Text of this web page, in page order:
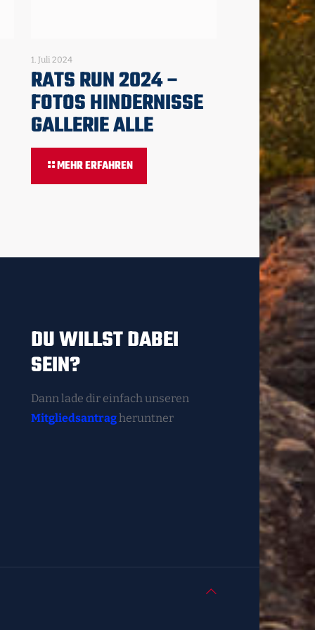
1. Juli 2024
RATS RUN 2024 –
FOTOS HINDERNISSE
GALLERIE ALLE
MEHR ERFAHREN
DU WILLST DABEI
SEIN?
Dann lade dir einfach unseren
Mitgliedsantragheruntner